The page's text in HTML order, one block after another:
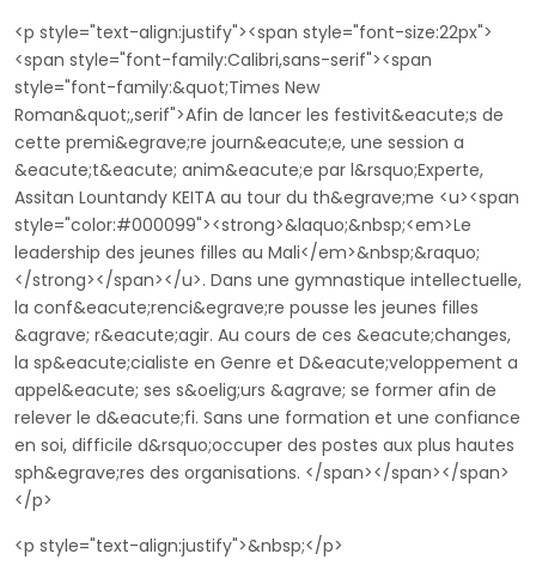
<p style="text-align:justify"><span style="font-size:22px">
<span style="font-family:Calibri,sans-serif"><span
style="font-family:&quot;Times New
Roman&quot;,serif">Afin de lancer les festivit&eacute;s de
cette premi&egrave;re journ&eacute;e, une session a
&eacute;t&eacute; anim&eacute;e par l&rsquo;Experte,
Assitan Lountandy KEITA au tour du th&egrave;me <u><span
style="color:#000099"><strong>&laquo;&nbsp;<em>Le
leadership des jeunes filles au Mali</em>&nbsp;&raquo;
</strong></span></u>. Dans une gymnastique intellectuelle,
la conf&eacute;renci&egrave;re pousse les jeunes filles
&agrave; r&eacute;agir. Au cours de ces &eacute;changes,
la sp&eacute;cialiste en Genre et D&eacute;veloppement a
appel&eacute; ses s&oelig;urs &agrave; se former afin de
relever le d&eacute;fi. Sans une formation et une confiance
en soi, difficile d&rsquo;occuper des postes aux plus hautes
sph&egrave;res des organisations. </span></span></span>
</p>
<p style="text-align:justify">&nbsp;</p>